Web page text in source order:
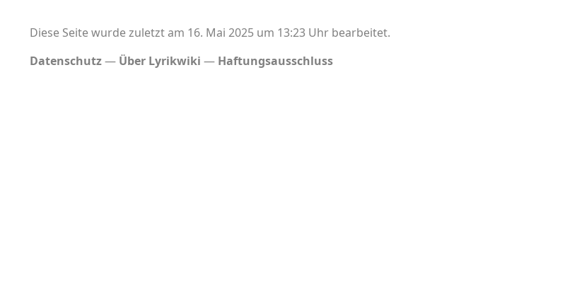
Diese Seite wurde zuletzt am 16. Mai 2025 um 13:23 Uhr bearbeitet.
Datenschutz
Über Lyrikwiki Haftungsausschluss